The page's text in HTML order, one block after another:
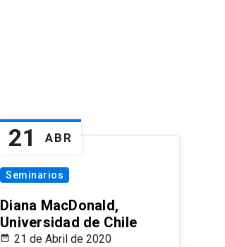
21 ABR
Seminarios
Diana MacDonald,
Universidad de Chile
21 de Abril de 2020